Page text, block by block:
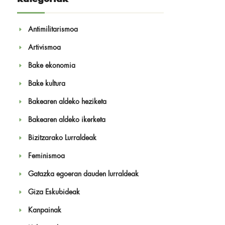
Antimilitarismoa
Artivismoa
Bake ekonomia
Bake kultura
Bakearen aldeko heziketa
Bakearen aldeko ikerketa
Bizitzarako Lurraldeak
Feminismoa
Gatazka egoeran dauden lurraldeak
Giza Eskubideak
Kanpainak